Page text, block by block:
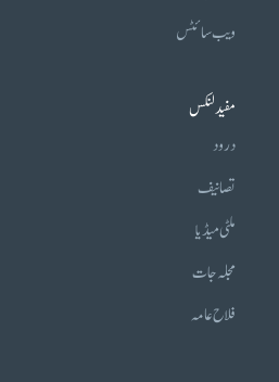
ویب سائٹس
مفید لنکس
درود
تصانیف
ملٹی میڈیا
مجلہ جات
فلاح عامہ